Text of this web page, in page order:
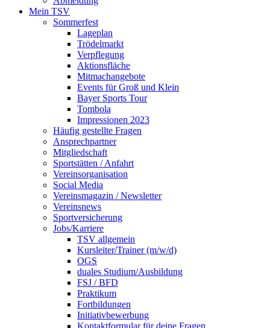
Mein TSV
Sommerfest
Lageplan
Trödelmarkt
Verpflegung
Aktionsfläche
Mitmachangebote
Events für Groß und Klein
Bayer Sports Tour
Tombola
Impressionen 2023
Häufig gestellte Fragen
Ansprechpartner
Mitgliedschaft
Sportstätten / Anfahrt
Vereinsorganisation
Social Media
Vereinsmagazin / Newsletter
Vereinsnews
Sportversicherung
Jobs/Karriere
TSV allgemein
Kursleiter/Trainer (m/w/d)
OGS
duales Studium/Ausbildung
FSJ / BFD
Praktikum
Fortbildungen
Initiativbewerbung
Kontaktformular für deine Fragen